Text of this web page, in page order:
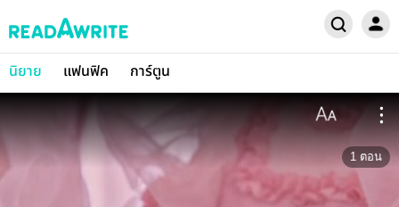
นิยาย แฟนฟิค การ์ตูน
1 ตอน